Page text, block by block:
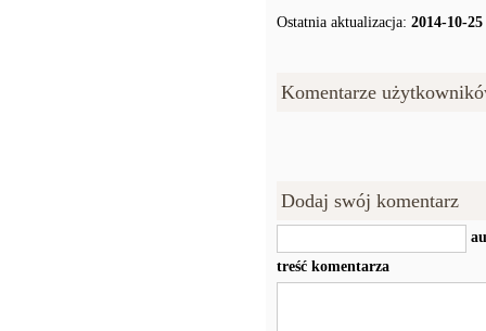
Ostatnia aktualizacja: 2014-10-
Komentarze
Dodaj swój komentarz
treść komentarza